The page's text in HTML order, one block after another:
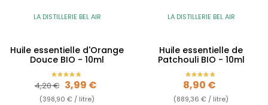
LA DISTILLERIE BEL AIR
Huile essentielle d'Orange
Douce BIO - 10ml
Prix de base
4,20 € Prix
3,99 €
(398,90 € / litre)
LA DISTILLERIE BEL AIR
Huile essentielle de
Patchouli BIO - 10ml
Prix
8,90 €
(889,36 € / litre)